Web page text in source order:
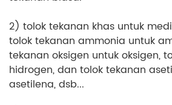
2) tolok tekanan khas untuk
tolok tekanan ammonia untuk
tekanan oksigen untuk oksigen,
hidrogen, dan tolok tekanan
asetilena, dsb...